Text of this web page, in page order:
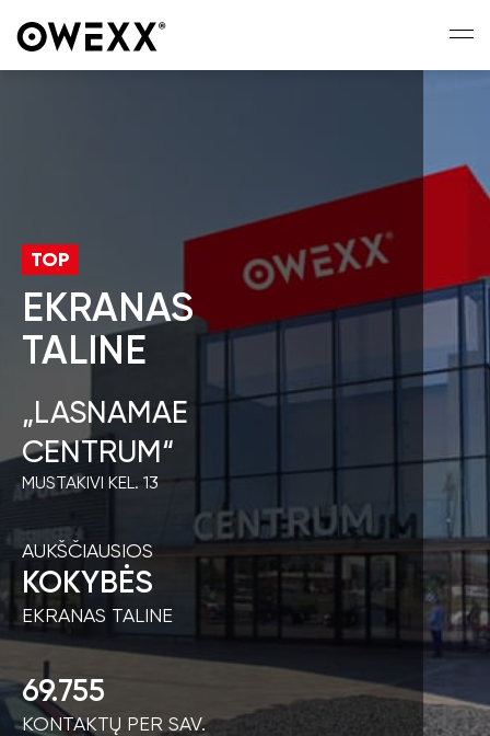
TOP
EKRANAS
TALINE
„LASNAMAE
CENTRUM“
MUSTAKIVI KEL. 13
AUKŠČIAUSIOS
KOKYBĖS
EKRANAS TALINE
69.755
KONTAKTŲ PER SAV.